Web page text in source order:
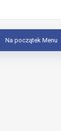
Na początek Menu